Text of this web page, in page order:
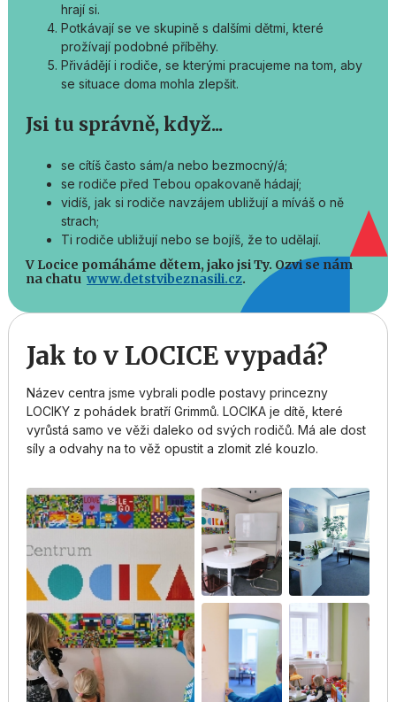
hrají si.
Potkávají se ve skupině s dalšími dětmi, které
prožívají podobné příběhy.
Přivádějí i rodiče, se kterými pracujeme na tom, aby
se situace doma mohla zlepšit.
Jsi tu správně, když...
se cítíš často sám/a nebo bezmocný/á;
se rodiče před Tebou opakovaně hádají;
vidíš, jak si rodiče navzájem ubližují a míváš o ně
strach;
Ti rodiče ubližují nebo se bojíš, že to udělají.
V Locice pomáháme dětem, jako jsi Ty. Ozvi se nám
na chatu www.detstvibeznasili.cz.
Jak to v LOCICE vypadá?
Název centra jsme vybrali podle postavy princezny
LOCIKY z pohádek bratří Grimmů. LOCIKA je dítě, které
vyrůstá samo ve věži daleko od svých rodičů. Má ale dost
síly a odvahy na to věž opustit a zlomit zlé kouzlo.